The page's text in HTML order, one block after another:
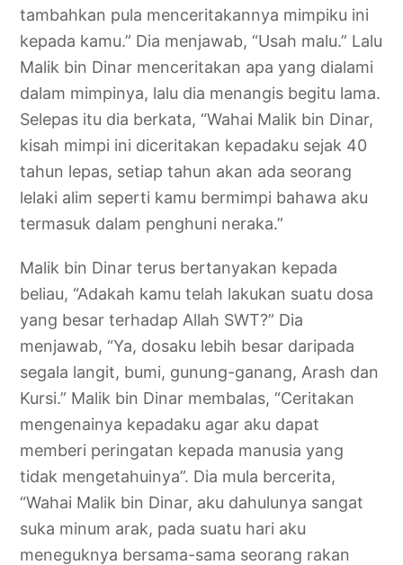
tambahkan pula menceritakannya mimpiku ini
kepada kamu.” Dia menjawab, “Usah malu.” Lalu
Malik bin Dinar menceritakan apa yang dialami
dalam mimpinya, lalu dia menangis begitu lama.
Selepas itu dia berkata, “Wahai Malik bin Dinar,
kisah mimpi ini diceritakan kepadaku sejak 40
tahun lepas, setiap tahun akan ada seorang
lelaki alim seperti kamu bermimpi bahawa aku
termasuk dalam penghuni neraka.”
Malik bin Dinar terus bertanyakan kepada
beliau, “Adakah kamu telah lakukan suatu dosa
yang besar terhadap Allah SWT?” Dia
menjawab, “Ya, dosaku lebih besar daripada
segala langit, bumi, gunung-ganang, Arash dan
Kursi.” Malik bin Dinar membalas, “Ceritakan
mengenainya kepadaku agar aku dapat
memberi peringatan kepada manusia yang
tidak mengetahuinya”. Dia mula bercerita,
“Wahai Malik bin Dinar, aku dahulunya sangat
suka minum arak, pada suatu hari aku
meneguknya bersama-sama seorang rakan